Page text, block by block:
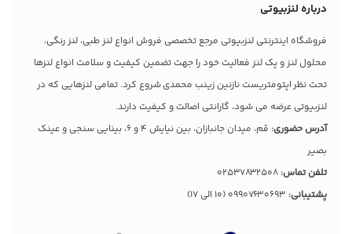
درباره لنزبیوتی
فروشگاه اینترنتی لنزبیوتی مرجع تخصصی فروش انواع لنز طبی، لنز رنگی،
محلول لنز و پک لنز فعالیت خود را جهت تضمین کیفیت و سلامت انواع لنزها
تحت نظر اپتومتریست نازنین زینب محمدی شروع کرد. تمامی لنزهایی که در
لنزبیوتی عرضه می شود، گارانتی اصالت و کیفیت دارند.
آدرس حضوری:
قم، میدان جانبازان، بین نیایش 4 و 6، بینایی سنجی و عینک
بصیر
تلفن تماس: 02537832508
پشتیبانی: 09907630693 (10 الی 17)